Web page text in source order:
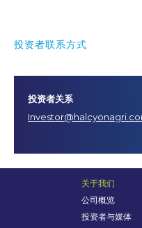
投资者联系方式
投资者关系
关于我们
公司概览
投资者与媒体